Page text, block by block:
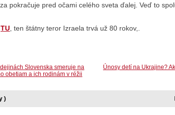
pokračuje pred očami celého sveta ďalej. Veď to
TU , ten štátny teror Izraela trvá už 80 rokov,.
Únosy detí na Ukrajine?
Slovenska smeruje na
obetiam a ich rodinám v réžii
)